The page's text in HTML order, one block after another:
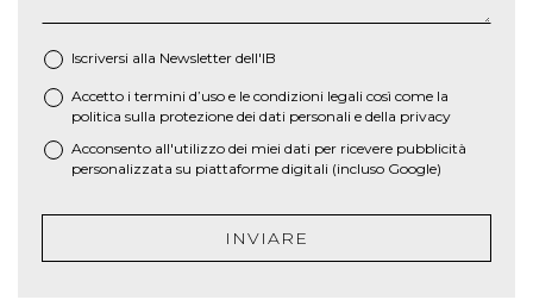
Iscriversi alla Newsletter dell'IB
* Accetto i termini d’uso e le condizioni legali così come la
politica sulla protezione dei dati personali e della privacy
Acconsento all'utilizzo dei miei dati per ricevere pubblicità
personalizzata su piattaforme digitali (incluso Google)
INVIARE